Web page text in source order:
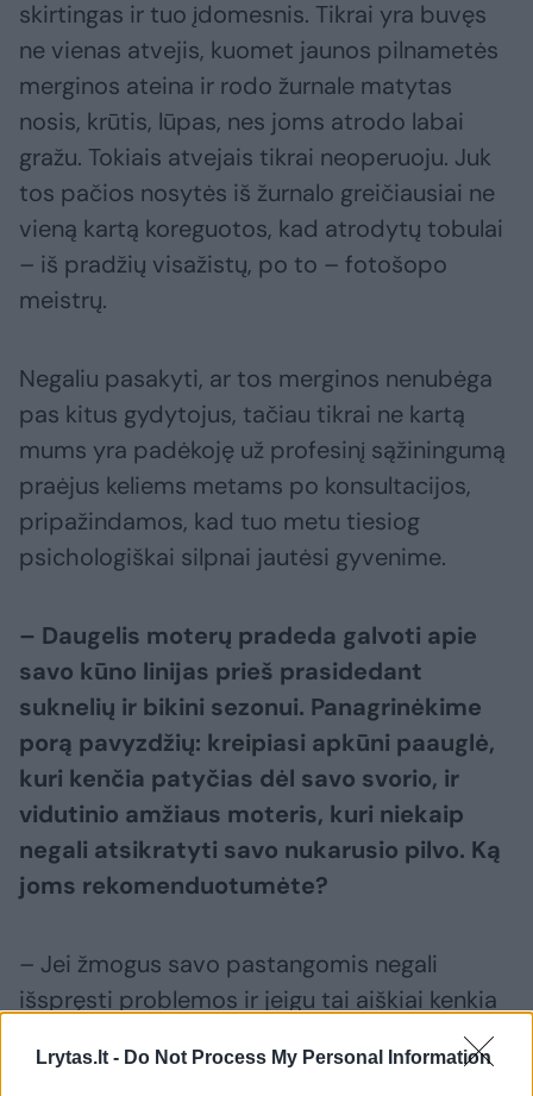
Lrytas.lt - Do Not Process My Personal Information
skirtingas ir tuo įdomesnis. Tikrai yra buvęs
ne vienas atvejis, kuomet jaunos pilnametės
merginos ateina ir rodo žurnale matytas
nosis, krūtis, lūpas, nes joms atrodo labai
gražu. Tokiais atvejais tikrai neoperuoju. Juk
tos pačios nosytės iš žurnalo greičiausiai ne
vieną kartą koreguotos, kad atrodytų tobulai
– iš pradžių visažistų, po to – fotošopo
meistrų.
Negaliu pasakyti, ar tos merginos nenubėga
pas kitus gydytojus, tačiau tikrai ne kartą
mums yra padėkoję už profesinį sąžiningumą
praėjus keliems metams po konsultacijos,
pripažindamos, kad tuo metu tiesiog
psichologiškai silpnai jautėsi gyvenime.
– Daugelis moterų pradeda galvoti apie
savo kūno linijas prieš prasidedant
suknelių ir bikini sezonui. Panagrinėkime
porą pavyzdžių: kreipiasi apkūni paauglė,
kuri kenčia patyčias dėl savo svorio, ir
vidutinio amžiaus moteris, kuri niekaip
negali atsikratyti savo nukarusio pilvo. Ką
joms rekomenduotumėte?
– Jei žmogus savo pastangomis negali
išspręsti problemos ir jeigu tai aiškiai kenkia
moteris gali numesti svorį, bandau spėti iš